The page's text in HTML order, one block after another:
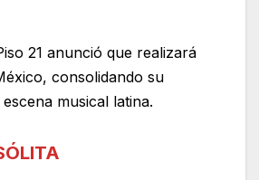
21 anunció que realizará
consolidando su
musical latina.